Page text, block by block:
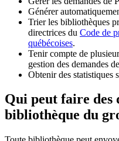
Générer
Trier les bibliothèques
directrices du Code de
québécoises.
Tenir compte de
gestion des demandes
Obtenir des statistiques
Qui peut faire des
bibliothèque du